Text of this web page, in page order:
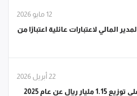
12 مايو 2026
المالي لاعتبارات عائلية اعتبارًا من
22 أبريل 2026
عن عام 2025